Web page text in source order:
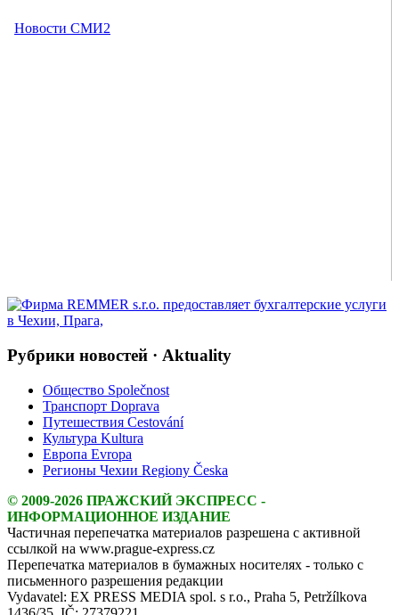
Рубрики новостей · Aktuality
Общество Společnost
Транспорт Doprava
Путешествия Cestování
Культура Kultura
Европа Evropa
Регионы Чехии Regiony Česka
© 2009-2026 ПРАЖСКИЙ ЭКСПРЕСС -
ИНФОРМАЦИОННОЕ ИЗДАНИЕ
Частичная перепечатка материалов разрешена с активной
ссылкой на www.prague-express.cz
Перепечатка материалов в бумажных носителях - только с
письменного разрешения редакции
Vydavatel: EX PRESS MEDIA spol. s r.o., Praha 5, Petržílkova